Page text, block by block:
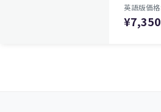
¥7,350